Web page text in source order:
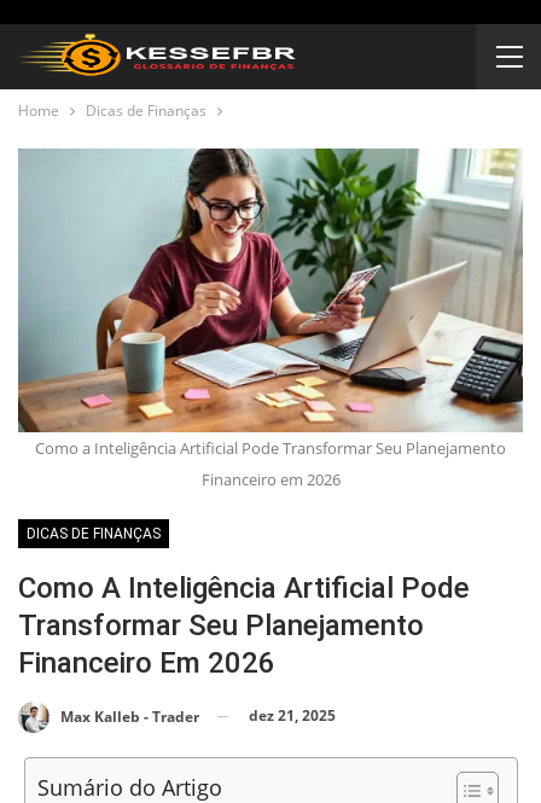
Home Dicas de Finanças
Como a Inteligência Artificial Pode Transformar Seu Planejamento
Financeiro em 2026
DICAS DE FINANÇAS
Como A Inteligência Artificial Pode
Transformar Seu Planejamento
Financeiro Em 2026
Max Kalleb - Trader dez 21, 2025
Sumário do Artigo